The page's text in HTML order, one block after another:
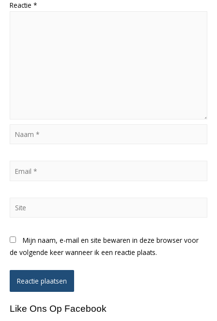
Reactie *
Naam
Mijn naam, e-mail en site bewaren in deze browser voor
de volgende keer wanneer ik een reactie plaats.
Like Ons Op Facebook